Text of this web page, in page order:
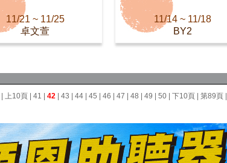
11/21 ~ 11/25
卓文萱
11/14 ~ 11/18
BY2
上10頁 41 42 43 44 45 46 47 48 49 50 下10頁 第89頁